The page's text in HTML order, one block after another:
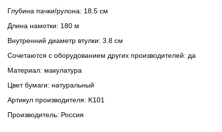
Глубина пачки/рулона: 18.5 см
Длина намотки: 180 м
Внутренний диаметр втулки: 3.8 см
Сочетаются с оборудованием других производителей: да
Материал: макулатура
Цвет бумаги: натуральный
Артикул производителя: K101
Производитель: Россия